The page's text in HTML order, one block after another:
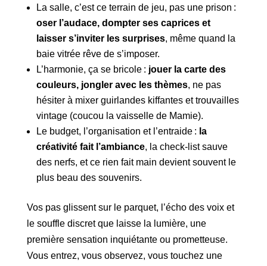
La salle, c’est ce terrain de jeu, pas une prison :
oser l’audace, dompter ses caprices et
laisser s’inviter les surprises, même quand la
baie vitrée rêve de s’imposer.
L’harmonie, ça se bricole : jouer la carte des
couleurs, jongler avec les thèmes, ne pas
hésiter à mixer guirlandes kiffantes et trouvailles
vintage (coucou la vaisselle de Mamie).
Le budget, l’organisation et l’entraide : la
créativité fait l’ambiance, la check-list sauve
des nerfs, et ce rien fait main devient souvent le
plus beau des souvenirs.
Vos pas glissent sur le parquet, l’écho des voix et
le souffle discret que laisse la lumière, une
première sensation inquiétante ou prometteuse.
Vous entrez, vous observez, vous touchez une